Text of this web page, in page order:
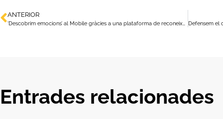
ANTERIOR
‘Descobrim emocions’ al Mobile gràcies a una plataforma de reconeixement facial basada en IA
Entrades relacionades